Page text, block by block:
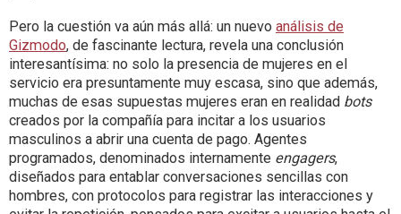
Pero la cuestión va aún más allá: un nuevo análisis de
Gizmodo, de fascinante lectura, revela una conclusión
interesantísima: no solo la presencia de mujeres en el
servicio era presuntamente muy escasa, sino que además,
muchas de esas supuestas mujeres eran en realidad bots
creados por la compañía para incitar a los usuarios
masculinos a abrir una cuenta de pago. Agentes
programados, denominados internamente engagers,
diseñados para entablar conversaciones sencillas con
hombres, con protocolos para registrar las interacciones y